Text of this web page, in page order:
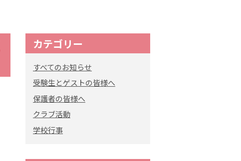
カテゴリー
すべてのお知らせ
受験生とゲストの皆様へ
保護者の皆様へ
クラブ活動
学校行事